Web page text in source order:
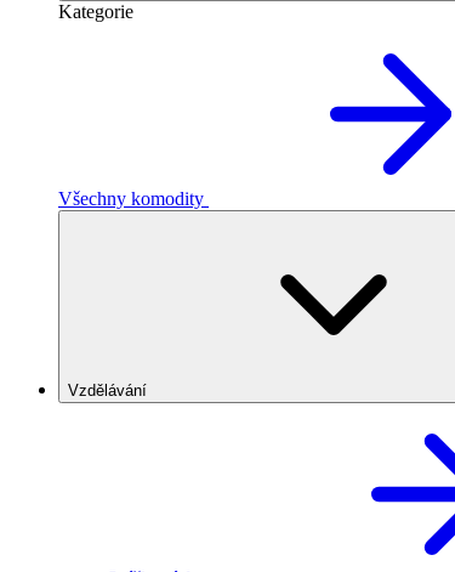
Kategorie
Všechny komodity
Vzdělávání